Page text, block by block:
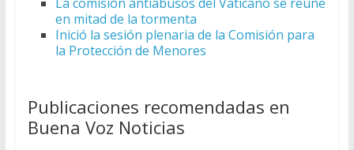
en mitad de la tormenta
Inició la sesión plenaria de la Comisión para
la Protección de Menores
Publicaciones recomendadas en
Buena Voz Noticias